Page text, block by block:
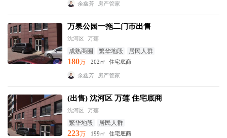
余鑫芳 房产管家
万泉公园一拖二门市出售
沈河区 万莲
成熟商圈 繁华地段 居民人群
180万 202㎡ 住宅底商
余鑫芳 房产管家
(出售) 沈河区 万莲 住宅底商
沈河区 万莲
繁华地段 居民人群
223万 199㎡ 住宅底商